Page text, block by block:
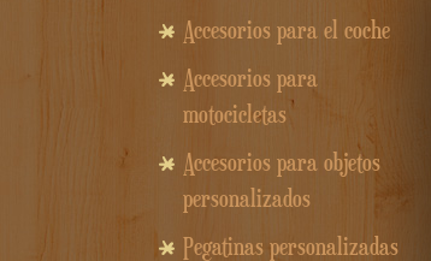
Accesorios para el coche
Accesorios para
motocicletas
Accesorios para objetos
personalizados
Pegatinas personalizadas